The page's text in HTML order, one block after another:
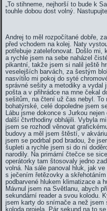
„To stihneme, nejhorší to bude k
touhle dobou dost volný.
Andrej to měl rozpočítané dobře,
před vchodem na kolej. Naty
potřebuje zatelefonovat. Došlo mi,
a rychle jsem na sebe naházel
pikantní, takže jsem si nalil ještě
veselejších barvách, za šestým
nasvítilo mi pokoj do syté
správné sešity a metodiky a vydal
pošta a v přihrádce na mne čekal
sešitům, na čtení už čas nebyl. To
bohatýrské, celé dopoledne jsem
Lábu jsme dokonce s Jurkou
další čtvrthodiny obhájili. Vybyla
jsem se rozhodl věnovat
budovy a měl jsem štěstí, v
jsem se podrbal pod bradou, že
šupleti a rychle jsem si do ní
narodily. Na primární čtečce se
operátorky tam štosovaly jedno
volná. Na sále panoval hluk, jak
s ječením řetězovky a
podbarvené hlukem klimatizace a
Mávnul jsem na Světlanu, abych
sekundární reader a svou kolodu.
jsem karty do snímače a než
koloda projela. Pár sekund na to